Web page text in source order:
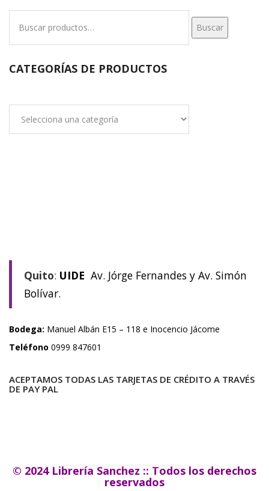
Buscar
CATEGORÍAS DE PRODUCTOS
Quito: UIDE Av. Jórge Fernandes y Av. Simón
Bolívar.
Bodega: Manuel Albán E15 – 118 e Inocencio Jácome
Teléfono 0999 847601
ACEPTAMOS TODAS LAS TARJETAS DE CRÉDITO A TRAVÉS
DE PAY PAL
© 2024 Librería Sanchez :: Todos los derechos
reservados